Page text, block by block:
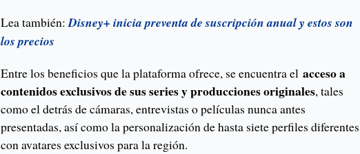
Lea también:Disney+ inicia preventa de suscripción anual y estos son
los precios
Entre los beneficios que la plataforma ofrece, se encuentra el acceso a
contenidos exclusivos de sus series y producciones originales, tales
como el detrás de cámaras, entrevistas o películas nunca antes
presentadas, así como la personalización de hasta siete perfiles diferentes
con avatares exclusivos para la región.